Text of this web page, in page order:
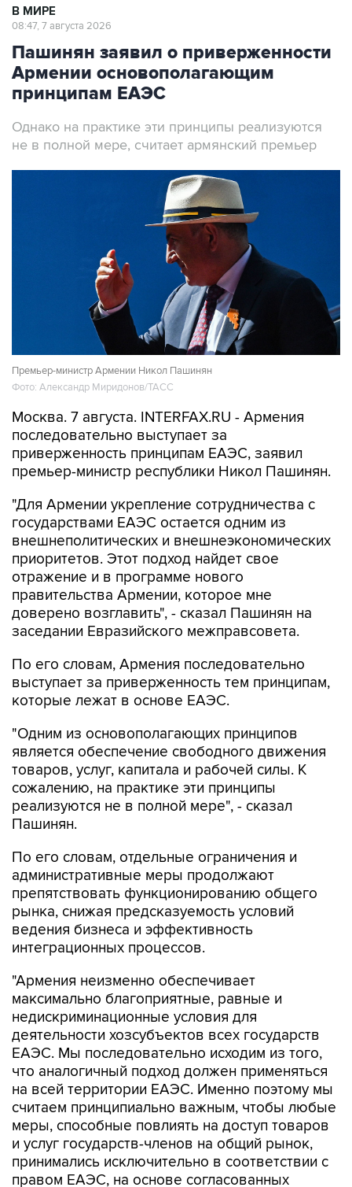
В МИРЕ
08:47, 7 августа 2026
Пашинян заявил о приверженности
Армении основополагающим
принципам ЕАЭС
Однако на практике эти принципы реализуются
не в полной мере, считает армянский премьер
Премьер-министр Армении Никол Пашинян
Фото: Александр Миридонов/ТАСС
Москва. 7 августа. INTERFAX.RU - Армения
последовательно выступает за
приверженность принципам ЕАЭС, заявил
премьер-министр республики Никол Пашинян.
"Для Армении укрепление сотрудничества с
государствами ЕАЭС остается одним из
внешнеполитических и внешнеэкономических
приоритетов. Этот подход найдет свое
отражение и в программе нового
правительства Армении, которое мне
доверено возглавить", - сказал Пашинян на
заседании Евразийского межправсовета.
По его словам, Армения последовательно
выступает за приверженность тем принципам,
которые лежат в основе ЕАЭС.
"Одним из основополагающих принципов
является обеспечение свободного движения
товаров, услуг, капитала и рабочей силы. К
сожалению, на практике эти принципы
реализуются не в полной мере", - сказал
Пашинян.
По его словам, отдельные ограничения и
административные меры продолжают
препятствовать функционированию общего
рынка, снижая предсказуемость условий
ведения бизнеса и эффективность
интеграционных процессов.
"Армения неизменно обеспечивает
максимально благоприятные, равные и
недискриминационные условия для
деятельности хозсубъектов всех государств
ЕАЭС. Мы последовательно исходим из того,
что аналогичный подход должен применяться
на всей территории ЕАЭС. Именно поэтому мы
считаем принципиально важным, чтобы любые
меры, способные повлиять на доступ товаров
и услуг государств-членов на общий рынок,
принимались исключительно в соответствии с
правом ЕАЭС, на основе согласованных